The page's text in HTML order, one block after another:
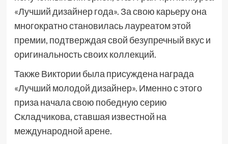
«Лучший дизайнер года». За свою карьеру она
многократно становилась лауреатом этой
премии, подтверждая свой безупречный вкус и
оригинальность своих коллекций.
Также Виктории была присуждена награда
«Лучший молодой дизайнер». Именно с этого
приза начала свою победную серию
Складчикова, ставшая известной на
международной арене.